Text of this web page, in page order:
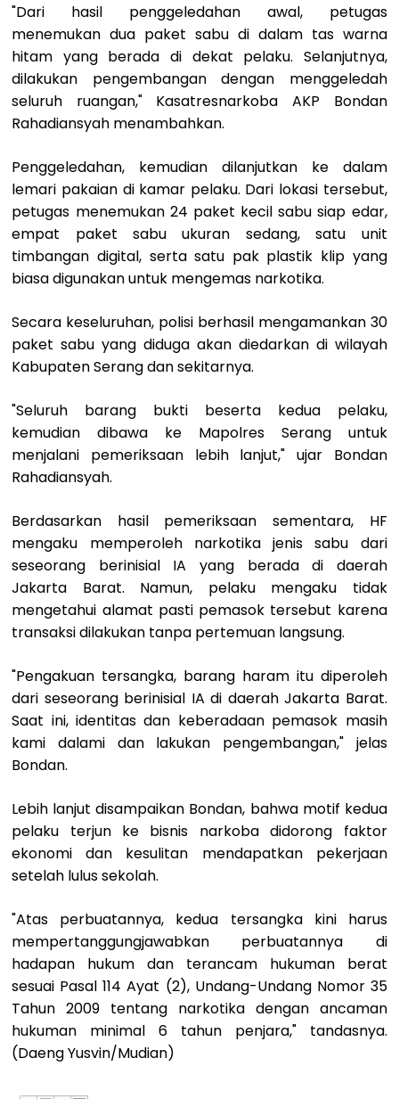
"Dari hasil penggeledahan awal, petugas
menemukan dua paket sabu di dalam tas warna
hitam yang berada di dekat pelaku. Selanjutnya,
dilakukan pengembangan dengan menggeledah
seluruh ruangan," Kasatresnarkoba AKP Bondan
Rahadiansyah menambahkan.
Penggeledahan, kemudian dilanjutkan ke dalam
lemari pakaian di kamar pelaku. Dari lokasi tersebut,
petugas menemukan 24 paket kecil sabu siap edar,
empat paket sabu ukuran sedang, satu unit
timbangan digital, serta satu pak plastik klip yang
biasa digunakan untuk mengemas narkotika.
Secara keseluruhan, polisi berhasil mengamankan 30
paket sabu yang diduga akan diedarkan di wilayah
Kabupaten Serang dan sekitarnya.
"Seluruh barang bukti beserta kedua pelaku,
kemudian dibawa ke Mapolres Serang untuk
menjalani pemeriksaan lebih lanjut," ujar Bondan
Rahadiansyah.
Berdasarkan hasil pemeriksaan sementara, HF
mengaku memperoleh narkotika jenis sabu dari
seseorang berinisial IA yang berada di daerah
Jakarta Barat. Namun, pelaku mengaku tidak
mengetahui alamat pasti pemasok tersebut karena
transaksi dilakukan tanpa pertemuan langsung.
"Pengakuan tersangka, barang haram itu diperoleh
dari seseorang berinisial IA di daerah Jakarta Barat.
Saat ini, identitas dan keberadaan pemasok masih
kami dalami dan lakukan pengembangan," jelas
Bondan.
Lebih lanjut disampaikan Bondan, bahwa motif kedua
pelaku terjun ke bisnis narkoba didorong faktor
ekonomi dan kesulitan mendapatkan pekerjaan
setelah lulus sekolah.
"Atas perbuatannya, kedua tersangka kini harus
mempertanggungjawabkan perbuatannya di
hadapan hukum dan terancam hukuman berat
sesuai Pasal 114 Ayat (2), Undang-Undang Nomor 35
Tahun 2009 tentang narkotika dengan ancaman
hukuman minimal 6 tahun penjara," tandasnya.
(Daeng Yusvin/Mudian)